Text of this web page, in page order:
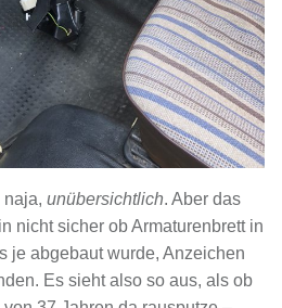
naja, unübersichtlich. Aber das
nicht sicher ob Armaturenbrett in
je abgebaut wurde, Anzeichen
Es sieht also so aus, als ob